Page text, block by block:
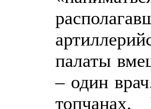
палаты
– один